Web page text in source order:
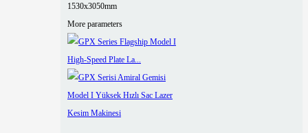
1530x3050mm
More parameters